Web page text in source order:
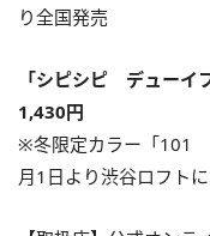
り全国発売
「シピシピ デュー
1,430円
※冬限定カラー「101
月1日より渋谷ロフト